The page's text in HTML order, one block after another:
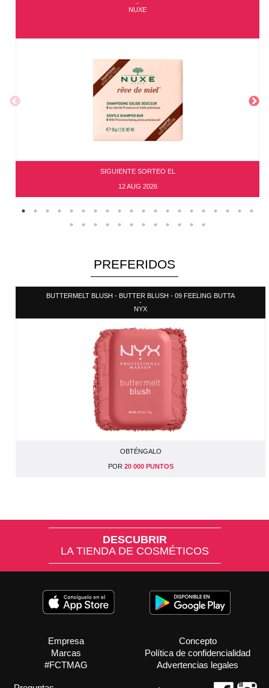
-
NUXE
SIGUIENTE SORTEO EL
12 AUG 2026
PREFERIDOS
BUTTERMELT BLUSH - BUTTER BLUSH - 09 FEELING BUTTA
-
NYX
OBTÉNGALO
POR 20 000 PUNTOS
DESCUBRIR
LA TIENDA DE COSMÉTICOS
Empresa
Marcas
#FCTMAG
Concepto
Política de confidencialidad
Advertencias legales